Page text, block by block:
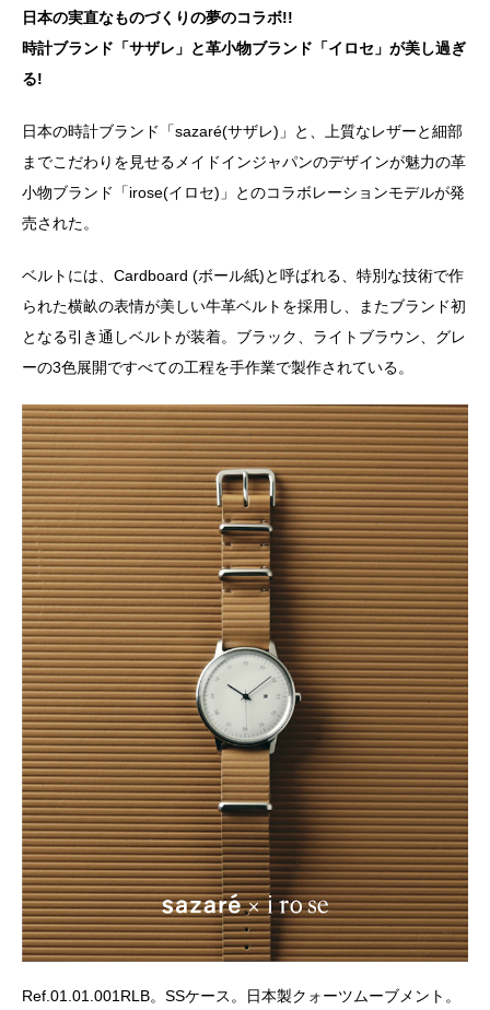
日本の実直なものづくりの夢のコラボ!!
時計ブランド「サザレ」と革小物ブランド「イロセ」が美し過ぎ
る!
日本の時計ブランド「sazaré(サザレ)」と、上質なレザーと細部
までこだわりを見せるメイドインジャパンのデザインが魅力の革
小物ブランド「irose(イロセ)」とのコラボレーションモデルが発
売された。
ベルトには、Cardboard (ボール紙)と呼ばれる、特別な技術で作
られた横畝の表情が美しい牛革ベルトを採用し、またブランド初
となる引き通しベルトが装着。ブラック、ライトブラウン、グレ
ーの3色展開ですべての工程を手作業で製作されている。
Ref.01.01.001RLB。SSケース。日本製クォーツムーブメント。